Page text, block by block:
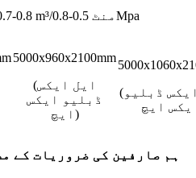
0.7-0.8 m³/منٹ 0.5-0.8Mpa
5000x960x2100mm
(ایل ایکس
ڈبلیو ایکس
ایچ)
(ایل ایکس ڈبلیو